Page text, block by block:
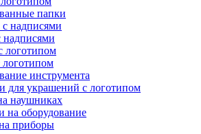
папки
надписями
надписями
логотипом
инструмента
для украшений с логотипом
наушниках
на оборудование
приборы